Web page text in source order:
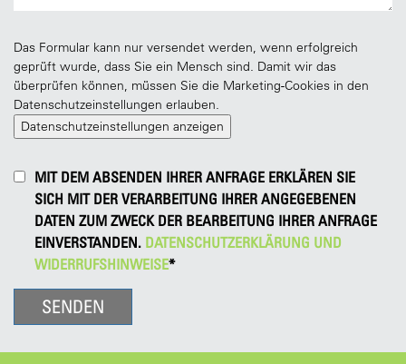
Das Formular kann nur versendet werden, wenn erfolgreich
geprüft wurde, dass Sie ein Mensch sind. Damit wir das
überprüfen können, müssen Sie die Marketing-Cookies in den
Datenschutzeinstellungen erlauben.
Datenschutzeinstellungen anzeigen
MIT DEM ABSENDEN IHRER ANFRAGE ERKLÄREN SIE
SICH MIT DER VERARBEITUNG IHRER ANGEGEBENEN
DATEN ZUM ZWECK DER BEARBEITUNG IHRER ANFRAGE
EINVERSTANDEN. DATENSCHUTZERKLÄRUNG UND
WIDERRUFSHINWEISE*